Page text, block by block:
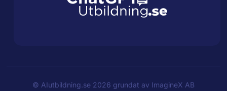
© AIutbildning.se2026 grundat av ImagineX AB